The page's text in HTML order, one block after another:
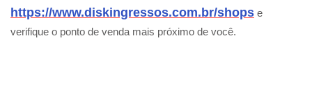
https://www.diskingressos.com.br/shops e
verifique o ponto de venda mais próximo de você.